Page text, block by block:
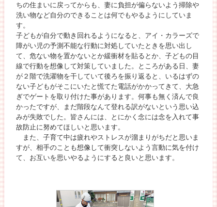
ちの住まいに戻ってからも、妻に負担が偏らないよう掃除や
洗い物など自分のできることは何でもやるようにしていま
す。
子どもが自分で動き回れるようになると、アイ・カラーズで
障がい児の予測不能な行動に対処していたときを思い出し
て、危ない物を置かないとか緩衝材を貼るとか、子どもの目
線で行動を想像して対策していました。ところがある日、妻
が２階で洗濯物を干していて後ろを振り返ると、いるはずの
ない子どもがそこにいたと慌てた電話がかかってきて、大急
ぎでゲートを取り付けた事があります。何事も無く済んで良
かったですが、まだ階段なんて登れる訳がないという思い込
みが失敗でした。皆さんには、とにかく念には念を入れて事
故防止に努めてほしいと思います。
また、子育て中は疲れやストレスが溜まりがちだと思いま
すが、相手のことも想像して衝突しないよう言動に気を付け
て、お互いを思いやるようにすると良いと思います。